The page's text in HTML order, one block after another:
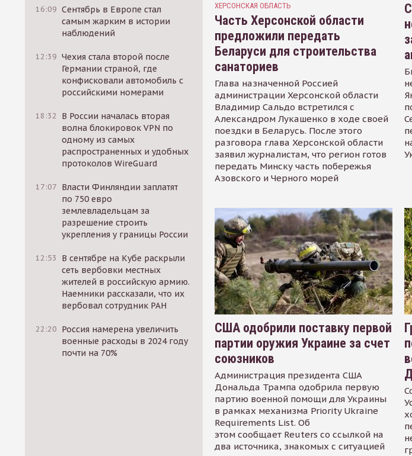
16:09 Сентябрь в Европе стал
самым жарким в истории
наблюдений
12:39 Чехия стала второй после
Германии страной, где
конфисковали автомобиль с
российскими номерами
18:32
В России началась вторая
волна блокировок VPN по
одному из самых
распространенных и удобных
протоколов WireGuard
17:07 Власти Финляндии заплатят
по 750 евро
землевладельцам за
разрешение строить
укрепления у границы России
12:53
В сентябре на Кубе раскрыли
сеть вербовки местных
жителей в российскую армию.
Наемники рассказали, что их
вербовал сотрудник РАН
22:20 Россия намерена увеличить
военные расходы в 2024 году
почти на 70%
ХЕРСОНСКАЯ ОБЛАСТЬ
Часть Херсонской области
предложили передать
Беларуси для строительства
санаториев
Глава назначенной Россией
администрации Херсонской области
Владимир Сальдо встретился с
Александром Лукашенко в ходе своей
поездки в Беларусь. После этого
разговора глава Херсонской области
заявил журналистам, что регион готов
передать Минску часть побережья
Азовского и Черного морей
США одобрили поставку первой
партии оружия Украине за счет
союзников
Администрация президента США
Дональда Трампа одобрила первую
партию военной помощи для Украины
в рамках механизма Priority Ukraine
Requirements List. Об
этом сообщает Reuters со ссылкой на
два источника, знакомых с ситуацией